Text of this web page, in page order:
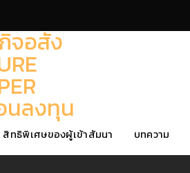
สิทธิพิเศษของผู้เข้าสัมนา บทความ